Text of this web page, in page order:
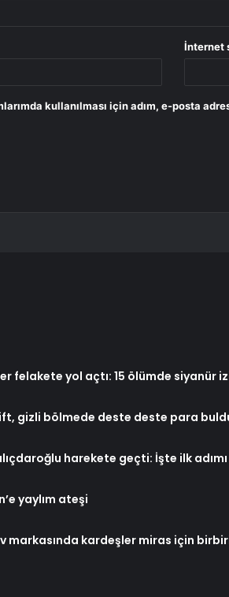
İnternet
kullanılması için adım, e-posta
felakete yol açtı: 15 ölümde siyanür
gizli bölmede deste deste para
harekete geçti: İşte ilk adımı
yaylım ateşi
markasında kardeşler miras için